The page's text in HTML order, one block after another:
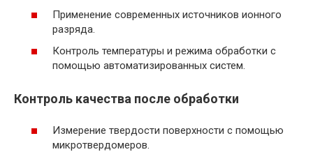
Применение современных источников ионного
разряда.
Контроль температуры и режима обработки с
помощью автоматизированных систем.
Контроль качества после обработки
Измерение твердости поверхности с помощью
микротвердомеров.